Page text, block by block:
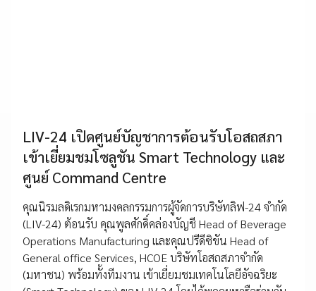
LIV-24 เปิดศูนย์บัญชาการต้อนรับโอสถสภา
เข้าเยี่ยมชมโซลูชัน Smart Technology และ
ศูนย์ Command Centre
คุณนิรมลดิเรกมหามงคลกรรมการผู้จัดการบริษัทลิฟ-24 จำกัด
(LIV-24) ต้อนรับ คุณพูลศักดิ์คล่องบัญชี Head of Beverage
Operations Manufacturing และคุณปรีดีซิขัน Head of
General office Services, HCOE บริษัทโอสถสภาจำกัด
(มหาชน) พร้อมทั้งทีมงาน เข้าเยี่ยมชมเทคโนโลยีอัจฉริยะ